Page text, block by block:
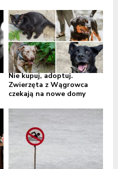
Nie kupuj, adoptuj.
Zwierzęta z Wągrowca
czekają na nowe domy